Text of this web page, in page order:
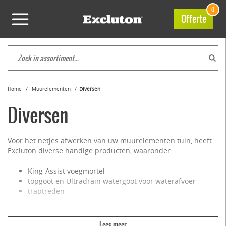
Offerte
0
Home Muurelementen Diversen
Diversen
Voor het netjes afwerken van uw muurelementen tuin, heeft
Excluton diverse handige producten, waaronder:
King-Assist voegmortel
topgoot en Ultradrain watergoot voor waterafvoer
traptreden
andere bestrating netjes af. U vindt bij ons voegmortel in